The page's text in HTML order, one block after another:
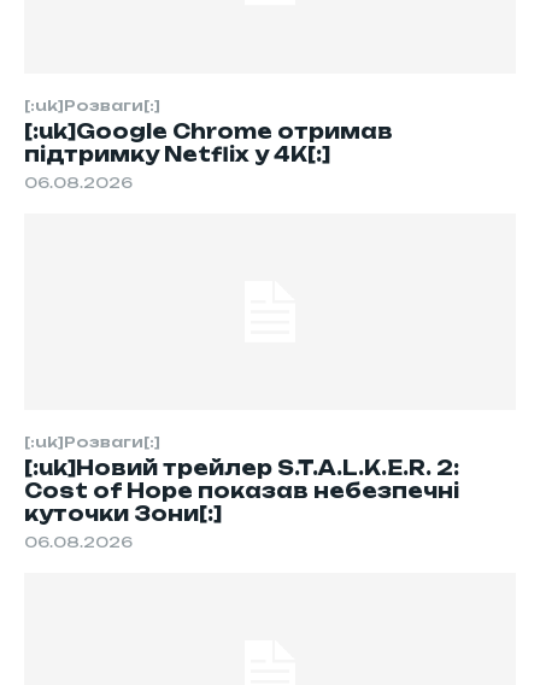
[:uk]Розваги[:]
[:uk]Google Chrome отримав
підтримку Netflix у 4K[:]
06.08.2026
[:uk]Розваги[:]
[:uk]Новий трейлер S.T.A.L.K.E.R. 2:
Cost of Hope показав небезпечні
куточки Зони[:]
06.08.2026